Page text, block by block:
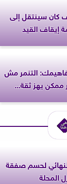
كان سينتقل إلى
إيقاف القيد
التنمر مش
ممكن يهز ثقة...
لحسم صفقة
المحلة